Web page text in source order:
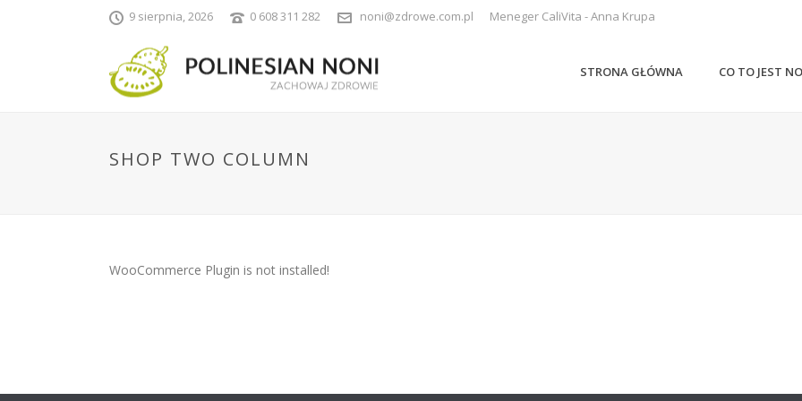
9 sierpnia, 2026 0 608 311 282 noni@zdrowe.com.pl Meneger CaliVita - Anna Krupa
STRONA GŁÓWNA CO TO JEST
SHOP TWO COLUMN
WooCommerce Plugin is not installed!